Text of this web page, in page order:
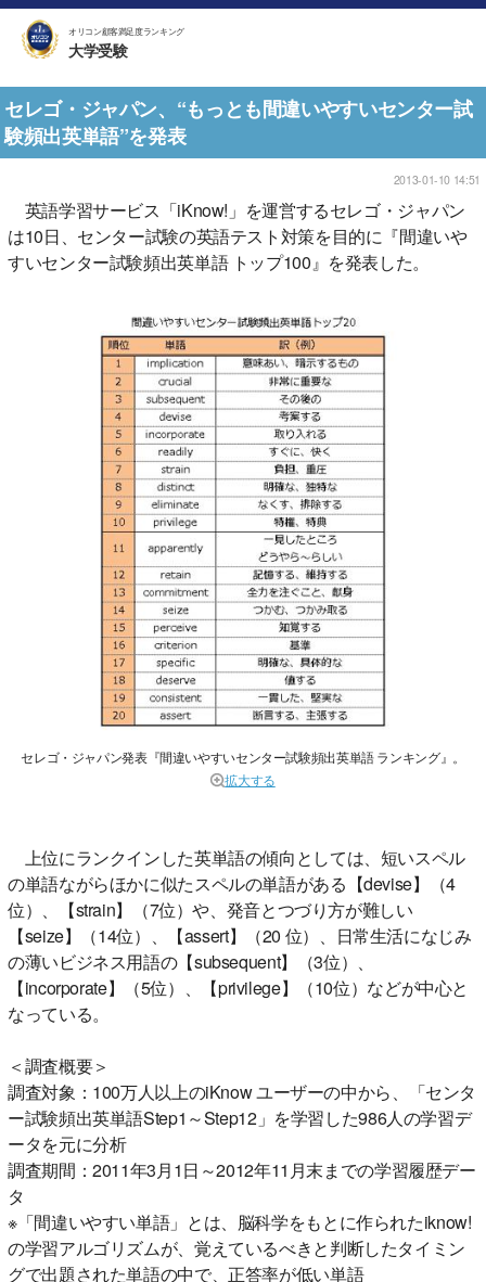
オリコン顧客満足度ランキング
大学受験
セレゴ・ジャパン、“もっとも間違いやすいセンター試
験頻出英単語”を発表
2013-01-10 14:51
英語学習サービス「iKnow!」を運営するセレゴ・ジャパン
は10日、センター試験の英語テスト対策を目的に『間違いや
すいセンター試験頻出英単語 トップ100』を発表した。
セレゴ・ジャパン発表『間違いやすいセンター試験頻出英単語 ランキング』。
拡大する
上位にランクインした英単語の傾向としては、短いスペル
の単語ながらほかに似たスペルの単語がある【devise】（4
位）、【strain】（7位）や、発音とつづり方が難しい
【seize】（14位）、【assert】（20 位）、日常生活になじみ
の薄いビジネス用語の【subsequent】（3位）、
【incorporate】（5位）、【privilege】（10位）などが中心と
なっている。
＜調査概要＞
調査対象：100万人以上のiKnow ユーザーの中から、「センタ
ー試験頻出英単語Step1～Step12」を学習した986人の学習デ
ータを元に分析
調査期間：2011年3月1日～2012年11月末までの学習履歴デー
タ
※「間違いやすい単語」とは、脳科学をもとに作られたiknow!
の学習アルゴリズムが、覚えているべきと判断したタイミン
グで出題された単語の中で、正答率が低い単語